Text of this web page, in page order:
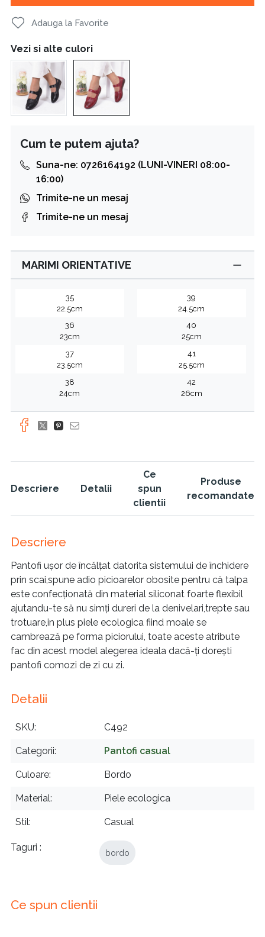
Adauga la Favorite
Vezi si alte culori
Cum te putem ajuta?
Suna-ne: 0726164192 (LUNI-VINERI 08:00-
16:00)
Trimite-ne un mesaj
Trimite-ne un mesaj
MARIMI ORIENTATIVE
35
22.5cm
36
23cm
37
23.5cm
38
24cm
39
24.5cm
40
25cm
41
25.5cm
42
26cm
Descriere Detalii
Ce
spun
clientii
Produse
recomandate
Descriere
Pantofi ușor de încălțat datorita sistemului de închidere
prin scai,spune adio picioarelor obosite pentru că talpa
este confecționată din material siliconat foarte flexibil
ajutandu-te să nu simți dureri de la denivelari,trepte sau
trotuare,in plus piele ecologica fiind moale se
cambrează pe forma piciorului, toate aceste atribute
fac din acest model alegerea ideala dacă-ți dorești
pantofi comozi de zi cu zi.
Detalii
SKU C492
Categorii Pantofi casual
Culoare Bordo
Material Piele ecologica
Stil Casual
Taguri bordo
Ce spun clientii